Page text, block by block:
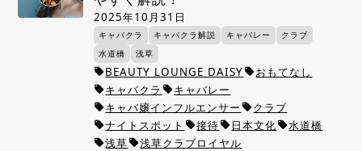
2025年10月31日
キャバクラ キャバクラ解説 キャバレー
クラブ
水道橋
浅草
local_offerBEAUTY LOUNGE DAISY local_offerおもてなし
local_offerキャバクラ local_offerキャバレー
local_offerキャバ嬢インフルエンサー local_offerクラブ
local_offerナイトスポット local_offer接待 local_offer 日本文化 local_offer水道橋
local_offer浅草 local_offer浅草クラブロイヤル